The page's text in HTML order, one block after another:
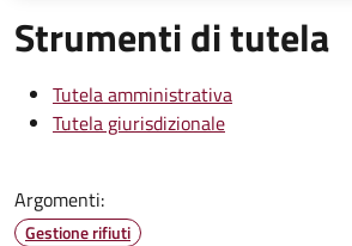
Strumenti di tutela
Tutela amministrativa
Tutela giurisdizionale
Argomenti:
Gestione rifiuti